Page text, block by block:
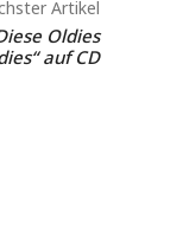
Artikel
Oldies
auf CD